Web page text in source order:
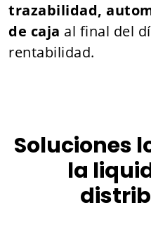
trazabilidad,
de caja al final del
rentabilidad.
Soluciones
la